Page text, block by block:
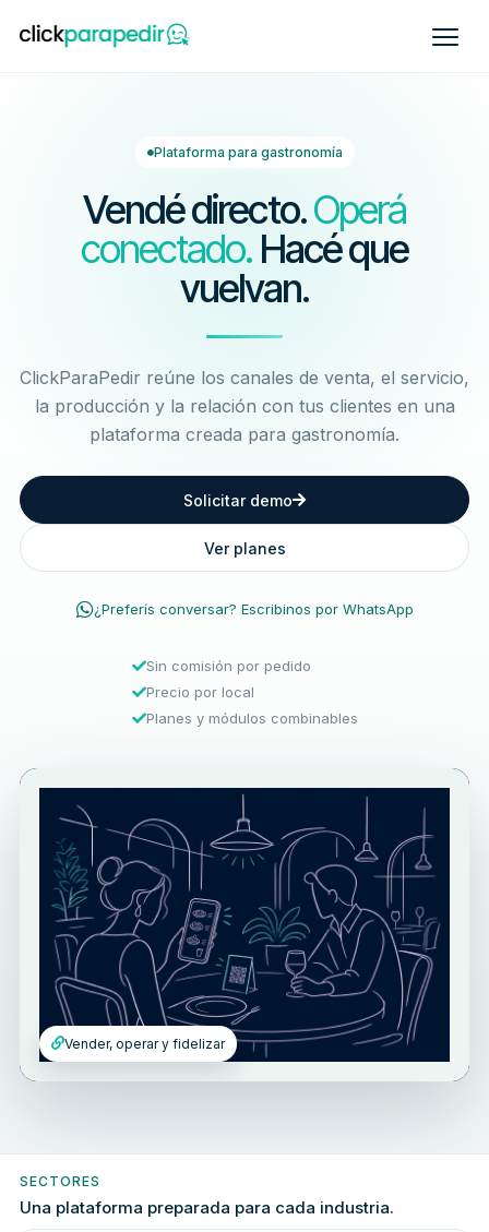
Plataforma para gastronomía
Vendé directo.Operá
conectado. Hacé que
vuelvan.
ClickParaPedir reúne los canales de venta, el servicio,
la producción y la relación con tus clientes en una
plataforma creada para gastronomía.
Solicitar demo
Ver planes
¿Preferís conversar? Escribinos por WhatsApp
Sin comisión por pedido
Precio por local
Planes y módulos combinables
Vender, operar y fidelizar
SECTORES
Una plataforma preparada para cada industria.